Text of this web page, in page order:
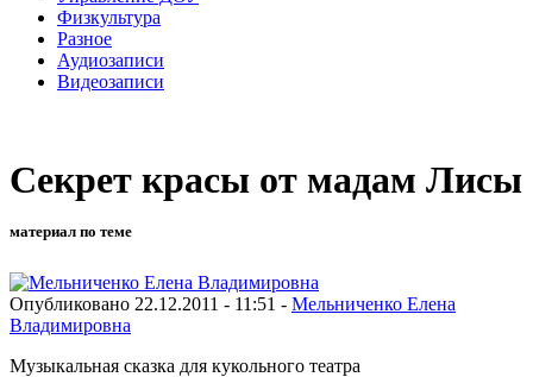
Физкультура
Разное
Аудиозаписи
Видеозаписи
Секрет красы от мадам Лисы
материал по теме
Опубликовано 22.12.2011 - 11:51 - Мельниченко Елена
Владимировна
Музыкальная сказка для кукольного театра